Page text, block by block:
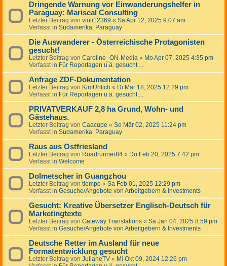
Dringende Warnung vor Einwanderungshelfer in
Paraguay: Mariscal Consulting
Letzter Beitrag von violi12369 « Sa Apr 12, 2025 9:07 am
Verfasst in Südamerika: Paraguay
Die Auswanderer - Österreichische Protagonisten
gesucht!
Letzter Beitrag von Caroline_ON-Media « Mo Apr 07, 2025 4:35 pm
Verfasst in Für Reportagen u.ä. gesucht ...
Anfrage ZDF-Dokumentation
Letzter Beitrag von KimUhlich « Di Mär 18, 2025 12:29 pm
Verfasst in Für Reportagen u.ä. gesucht ...
PRIVATVERKAUF 2,8 ha Grund, Wohn- und
Gästehaus.
Letzter Beitrag von Caacupe « So Mär 02, 2025 11:24 pm
Verfasst in Südamerika: Paraguay
Raus aus Ostfriesland
Letzter Beitrag von Roadrunner84 « Do Feb 20, 2025 7:42 pm
Verfasst in Welcome
Dolmetscher in Guangzhou
Letzter Beitrag von tiempo « Sa Feb 01, 2025 12:29 pm
Verfasst in Gesuche/Angebote von Arbeitgebern & Investments
Gesucht: Kreative Übersetzer Englisch-Deutsch für
Marketingtexte
Letzter Beitrag von Gateway Translations « Sa Jan 04, 2025 8:59 pm
Verfasst in Gesuche/Angebote von Arbeitgebern & Investments
Deutsche Retter im Ausland für neue
Formatentwicklung gesucht
Letzter Beitrag von JulianeTV « Mi Okt 09, 2024 12:26 pm